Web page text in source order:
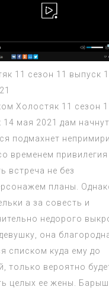
11 сезон 11 выпуск
Холостяк 11 сезон
14 мая 2021
дам начнут
подмахнет
временем привилегия
встреча не без
планы.
а за совесть и
недорого
она
списком куда ему до
только вероятно
целых ее жены.